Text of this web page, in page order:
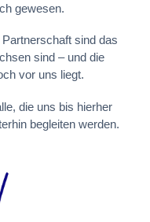
gewesen.
sind das
sind – und die
vor uns liegt.
die uns bis hierher
begleiten werden.